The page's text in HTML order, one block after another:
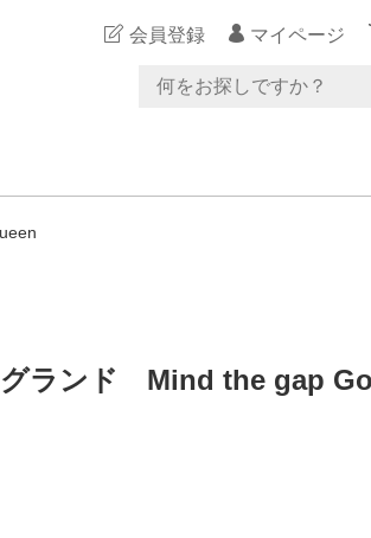
会員登録 マイページ
ランド Mind the gap